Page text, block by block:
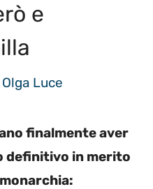
e
Olga Luce
finalmente aver
definitivo in merito